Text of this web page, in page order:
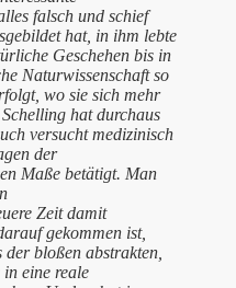
falsch und schief
hat, in ihm lebte
Geschehen bis in
Naturwissenschaft so
wo sie sich mehr
hat durchaus
versucht medizinisch
der
Maße betätigt. Man
Zeit damit
gekommen ist,
bloßen abstrakten,
eine reale